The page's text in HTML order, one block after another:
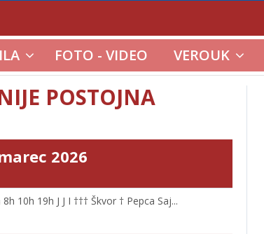
FOTO - VIDEO VEROUK
POSTOJNA
2026
10h 19h J J I ††† Škvor † Pepca Saj...